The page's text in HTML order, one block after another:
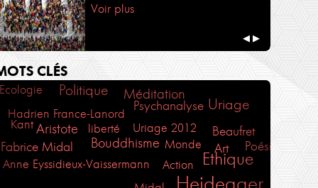
Voir plus
◀ ▶
CLÉS
Politique Méditation
Hadrien France-Lanord
PsychanalyseUriage
KantAristote liberté Uriage 2012
Beaufret
Midal
Bouddhisme Monde Art Poésie
Anne Eyssidieux-Vaissermann Action Ethique